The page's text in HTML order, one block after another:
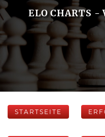
ELO CHARTS -
STARTSEITE